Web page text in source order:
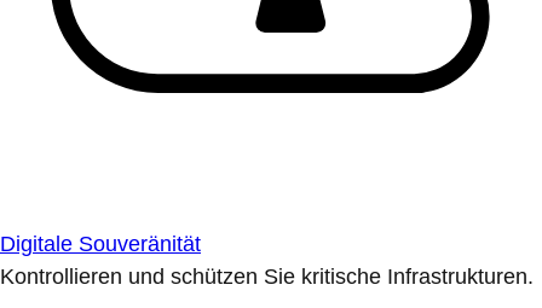
Digitale Souveränität
Kontrollieren und schützen Sie kritische Infrastrukturen.